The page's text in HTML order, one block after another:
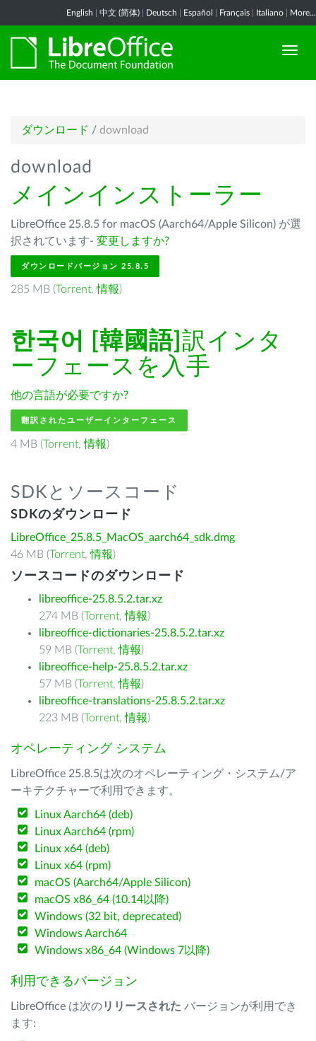
English 中文 (简体) Deutsch Español Français Italiano More...
ダウンロード / download
download
メインインストーラー
LibreOffice 25.8.5 for macOS (Aarch64/Apple Silicon) が選
択されています- 変更しますか?
ダウンロードバージョン 25.8.5
285 MB (Torrent,情報)
한국어 [韓國語] 訳インタ
ーフェースを入手
他の言語が必要ですか?
翻訳されたユーザーインターフェース
4 MB (Torrent,情報)
SDKとソースコード
SDKのダウンロード
LibreOffice_25.8.5_MacOS_aarch64_sdk.dmg
46 MB (Torrent,情報)
ソースコードのダウンロード
libreoffice-25.8.5.2.tar.xz
274 MB (Torrent,情報)
libreoffice-dictionaries-25.8.5.2.tar.xz
59 MB (Torrent,情報)
libreoffice-help-25.8.5.2.tar.xz
57 MB (Torrent,情報)
libreoffice-translations-25.8.5.2.tar.xz
223 MB (Torrent,情報)
オペレーティング システム
LibreOffice 25.8.5は次のオペレーティング・システム/ア
ーキテクチャーで利用できます。
Linux Aarch64 (deb)
Linux Aarch64 (rpm)
Linux x64 (deb)
Linux x64 (rpm)
macOS (Aarch64/Apple Silicon)
macOS x86_64 (10.14以降)
Windows (32 bit, deprecated)
Windows Aarch64
Windows x86_64 (Windows 7以降)
利用できるバージョン
LibreOffice は次のリリースされた バージョンが利用でき
ます: